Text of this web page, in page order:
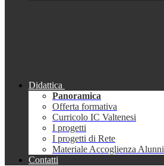
Didattica
Panoramica
Offerta formativa
Curricolo IC Valtenesi
I progetti
I progetti di Rete
Materiale Accoglienza Alunni
Contatti